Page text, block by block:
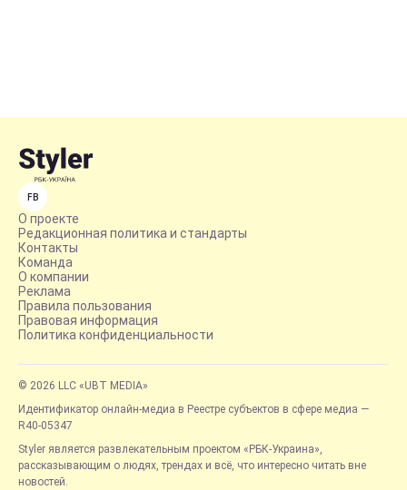
FB
О проекте
Редакционная политика и стандарты
Контакты
Команда
О компании
Реклама
Правила пользования
Правовая информация
Политика конфиденциальности
© 2026 LLC «UBT MEDIA»
Идентификатор онлайн-медиа в Реестре субъектов в сфере медиа —
R40-05347
Styler является развлекательным проектом «РБК-Украина»,
рассказывающим о людях, трендах и всё, что интересно читать вне
новостей.